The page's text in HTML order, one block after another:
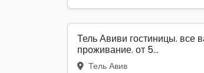
Тель Авиви гостиницы. все
проживание. от 5...
Тель Авив